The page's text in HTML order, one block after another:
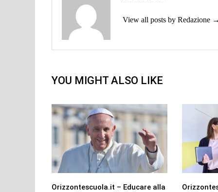
View all posts by Redazione
YOU MIGHT ALSO LIKE
Orizzontescuola.it – Educare alla